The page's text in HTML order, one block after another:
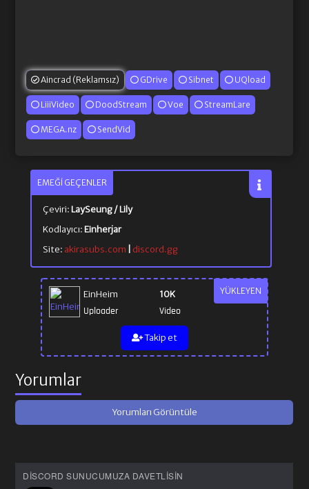
Aincrad (Reklamsız) GDrive Sibnet UQload
LiiiVideo DoodStream Voe StreamLare
MEGA.nz SendVid
YÜKLEYEN
EinHeim
Uploader
10K
Video
Takip et
EMEĞI GEÇENLER
Çeviri:LaySeung / Lily
Kodlayıcı:Einherjar
Site: akirasubs.com discord.gg
Yorumlar
Yorumları Görüntüle
DISCORD SUNUCUMUZA DAVETLISIN